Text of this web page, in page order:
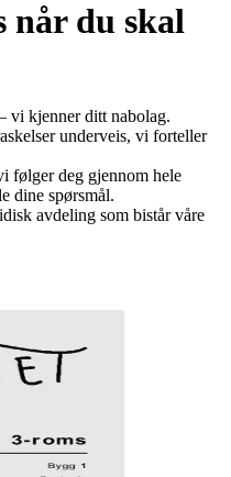
når du skal
vi kjenner ditt nabolag.
underveis, vi forteller
følger deg gjennom hele
dine spørsmål.
avdeling som bistår våre